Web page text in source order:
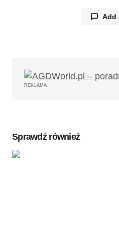
Add
REKLAMA
Sprawdź również